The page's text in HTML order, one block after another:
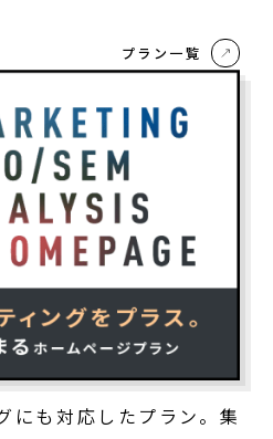
プラン一覧
にも対応したプラン。集